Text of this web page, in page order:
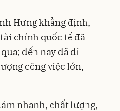
Hưng khẳng định,
chính quốc tế đã
đến nay đã đi
công việc lớn,
nhanh, chất lượng,